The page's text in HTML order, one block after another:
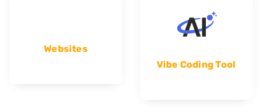
Websites
Vibe Coding Tool